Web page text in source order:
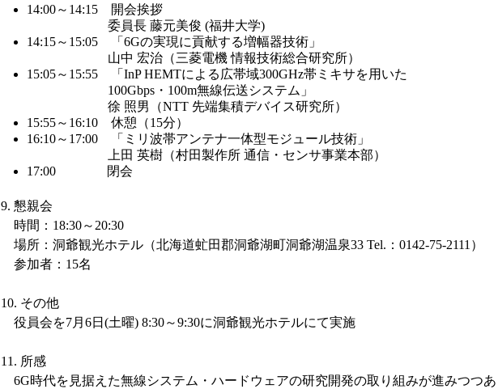
14:00～14:15 開会挨拶
委員長 藤元美俊 (福井大学)
14:15～15:05 「6Gの実現に貢献する増幅器技術」
山中 宏治（三菱電機 情報技術総合研究所）
15:05～15:55 「InP HEMTによる広帯域300GHz帯ミキサを用いた
100Gbps・100m無線伝送システム」
徐 照男（NTT 先端集積デバイス研究所）
15:55～16:10 休憩（15分）
16:10～17:00 「ミリ波帯アンテナ一体型モジュール技術」
上田 英樹（村田製作所 通信・センサ事業本部）
17:00
閉会
9. 懇親会
時間：18:30～20:30
場所：洞爺観光ホテル（北海道虻田郡洞爺湖町洞爺湖温泉33 Tel.：0142-75-2111）
参加者：15名
10. その他
役員会を7月6日(土曜) 8:30～9:30に洞爺観光ホテルにて実施
11. 所感
6G時代を見据えた無線システム・ハードウェアの研究開発の取り組みが進みつつあ